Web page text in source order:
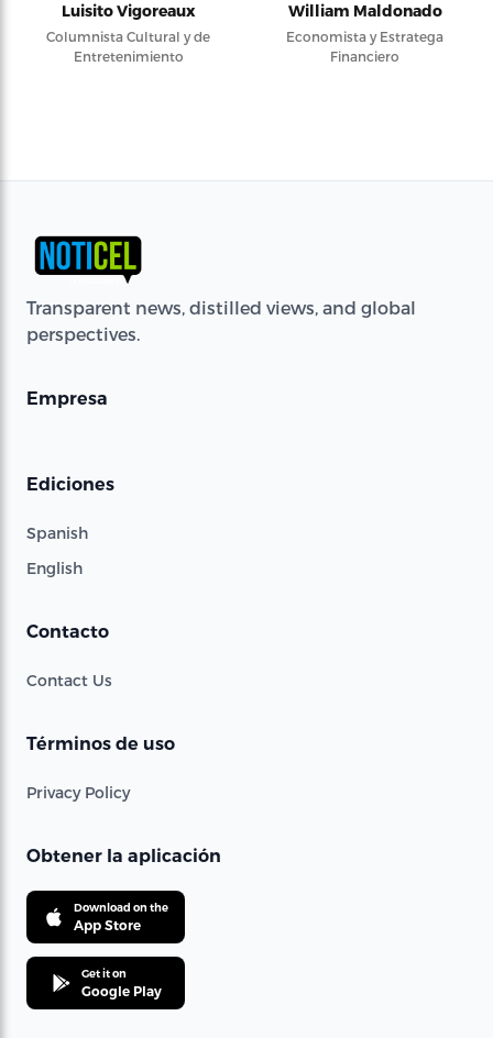
Luisito Vigoreaux
Columnista Cultural y de
Entretenimiento
William Maldonado
Economista y Estratega
Financiero
Transparent news, distilled views, and global
perspectives.
Empresa
Ediciones
Spanish
English
Contacto
Contact Us
Términos de uso
Privacy Policy
Obtener la aplicación
Download on the
App Store
Get it on
Google Play